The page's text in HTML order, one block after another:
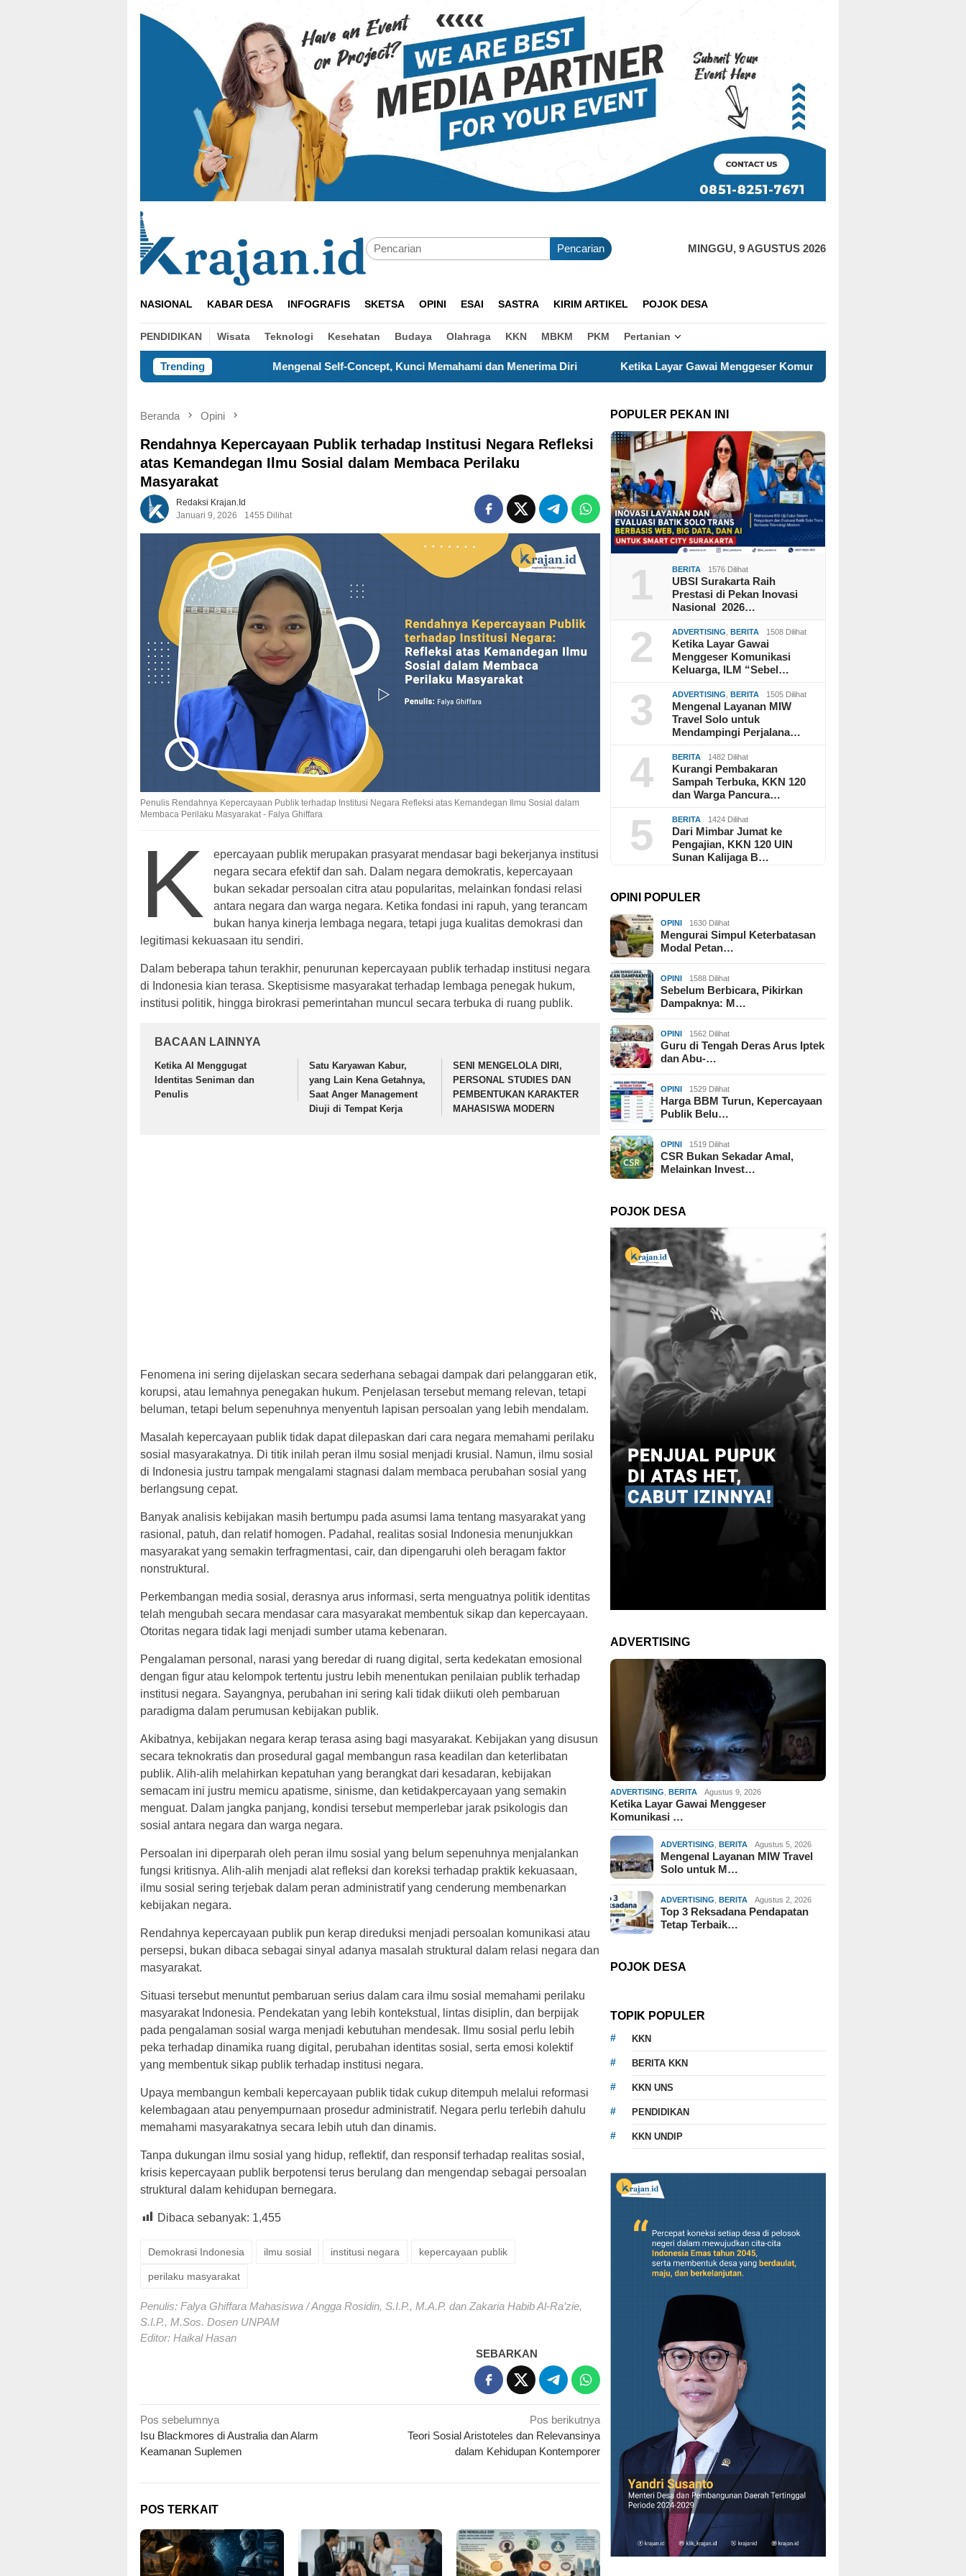
Pencarian MINGGU, 9 AGUSTUS 2026
NASIONAL KABAR DESA INFOGRAFIS SKETSA OPINI ESAI SASTRA KIRIM ARTIKEL POJOK DESA
PENDIDIKAN Wisata Teknologi Kesehatan Budaya Olahraga KKN MBKM PKM Pertanian
Trending
Mengenal Self-Concept, Kunci Memahami dan Menerima Diri Ketika Layar Gawai Menggeser Komunikasi Keluarga, ILM “Sebelum Terlambat”
Beranda Opini
Rendahnya Kepercayaan Publik terhadap Institusi Negara Refleksi
atas Kemandegan Ilmu Sosial dalam Membaca Perilaku
Masyarakat
Redaksi Krajan.id
Januari 9, 2026
1455 Dilihat
Penulis Rendahnya Kepercayaan Publik terhadap Institusi Negara Refleksi atas Kemandegan Ilmu Sosial dalam
Membaca Perilaku Masyarakat - Falya Ghiffara
K
epercayaan publik merupakan prasyarat mendasar bagi bekerjanya institusi
negara secara efektif dan sah. Dalam negara demokratis, kepercayaan
bukan sekadar persoalan citra atau popularitas, melainkan fondasi relasi
antara negara dan warga negara. Ketika fondasi ini rapuh, yang terancam
bukan hanya kinerja lembaga negara, tetapi juga kualitas demokrasi dan
legitimasi kekuasaan itu sendiri.
Dalam beberapa tahun terakhir, penurunan kepercayaan publik terhadap institusi negara
di Indonesia kian terasa. Skeptisisme masyarakat terhadap lembaga penegak hukum,
institusi politik, hingga birokrasi pemerintahan muncul secara terbuka di ruang publik.
BACAAN LAINNYA
Ketika AI Menggugat
Identitas Seniman dan
Penulis
Satu Karyawan Kabur,
yang Lain Kena Getahnya,
Saat Anger Management
Diuji di Tempat Kerja
SENI MENGELOLA DIRI,
PERSONAL STUDIES DAN
PEMBENTUKAN KARAKTER
MAHASISWA MODERN
Fenomena ini sering dijelaskan secara sederhana sebagai dampak dari pelanggaran etik,
korupsi, atau lemahnya penegakan hukum. Penjelasan tersebut memang relevan, tetapi
beluman, tetapi belum sepenuhnya menyentuh lapisan persoalan yang lebih mendalam.
Masalah kepercayaan publik tidak dapat dilepaskan dari cara negara memahami perilaku
sosial masyarakatnya. Di titik inilah peran ilmu sosial menjadi krusial. Namun, ilmu sosial
di Indonesia justru tampak mengalami stagnasi dalam membaca perubahan sosial yang
berlangsung cepat.
Banyak analisis kebijakan masih bertumpu pada asumsi lama tentang masyarakat yang
rasional, patuh, dan relatif homogen. Padahal, realitas sosial Indonesia menunjukkan
masyarakat yang semakin terfragmentasi, cair, dan dipengaruhi oleh beragam faktor
nonstruktural.
Perkembangan media sosial, derasnya arus informasi, serta menguatnya politik identitas
telah mengubah secara mendasar cara masyarakat membentuk sikap dan kepercayaan.
Otoritas negara tidak lagi menjadi sumber utama kebenaran.
Pengalaman personal, narasi yang beredar di ruang digital, serta kedekatan emosional
dengan figur atau kelompok tertentu justru lebih menentukan penilaian publik terhadap
institusi negara. Sayangnya, perubahan ini sering kali tidak diikuti oleh pembaruan
paradigma dalam perumusan kebijakan publik.
Akibatnya, kebijakan negara kerap terasa asing bagi masyarakat. Kebijakan yang disusun
secara teknokratis dan prosedural gagal membangun rasa keadilan dan keterlibatan
publik. Alih-alih melahirkan kepatuhan yang berangkat dari kesadaran, kebijakan
semacam ini justru memicu apatisme, sinisme, dan ketidakpercayaan yang semakin
menguat. Dalam jangka panjang, kondisi tersebut memperlebar jarak psikologis dan
sosial antara negara dan warga negara.
Persoalan ini diperparah oleh peran ilmu sosial yang belum sepenuhnya menjalankan
fungsi kritisnya. Alih-alih menjadi alat refleksi dan koreksi terhadap praktik kekuasaan,
ilmu sosial sering terjebak dalam peran administratif yang cenderung membenarkan
kebijakan negara.
Rendahnya kepercayaan publik pun kerap direduksi menjadi persoalan komunikasi atau
persepsi, bukan dibaca sebagai sinyal adanya masalah struktural dalam relasi negara dan
masyarakat.
Situasi tersebut menuntut pembaruan serius dalam cara ilmu sosial memahami perilaku
masyarakat Indonesia. Pendekatan yang lebih kontekstual, lintas disiplin, dan berpijak
pada pengalaman sosial warga menjadi kebutuhan mendesak. Ilmu sosial perlu lebih
peka terhadap dinamika ruang digital, perubahan identitas sosial, serta emosi kolektif
yang membentuk sikap publik terhadap institusi negara.
Upaya membangun kembali kepercayaan publik tidak cukup ditempuh melalui reformasi
kelembagaan atau penyempurnaan prosedur administratif. Negara perlu terlebih dahulu
memahami masyarakatnya secara lebih utuh dan dinamis.
Tanpa dukungan ilmu sosial yang hidup, reflektif, dan responsif terhadap realitas sosial,
krisis kepercayaan publik berpotensi terus berulang dan mengendap sebagai persoalan
struktural dalam kehidupan bernegara.
Dibaca sebanyak: 1,455
Demokrasi Indonesia ilmu sosial institusi negara kepercayaan publik
perilaku masyarakat
Penulis: Falya Ghiffara Mahasiswa / Angga Rosidin, S.I.P., M.A.P. dan Zakaria Habib Al-Ra’zie,
S.I.P., M.Sos. Dosen UNPAM
Editor: Haikal Hasan
SEBARKAN
Navigasi
pos
Pos sebelumnya
Isu Blackmores di Australia dan Alarm
Keamanan Suplemen
Pos berikutnya
Teori Sosial Aristoteles dan Relevansinya
dalam Kehidupan Kontemporer
POS TERKAIT
POPULER PEKAN INI
1 BERITA 1576 Dilihat
UBSI Surakarta Raih
Prestasi di Pekan Inovasi
Nasional 2026…
2 ADVERTISING ,BERITA 1508 Dilihat
Ketika Layar Gawai
Menggeser Komunikasi
Keluarga, ILM “Sebel…
3 ADVERTISING ,BERITA 1505 Dilihat
Mengenal Layanan MIW
Travel Solo untuk
Mendampingi Perjalana…
4 BERITA 1482 Dilihat
Kurangi Pembakaran
Sampah Terbuka, KKN 120
dan Warga Pancura…
5 BERITA 1424 Dilihat
Dari Mimbar Jumat ke
Pengajian, KKN 120 UIN
Sunan Kalijaga B…
OPINI POPULER
OPINI 1630 Dilihat
Mengurai Simpul Keterbatasan
Modal Petan…
OPINI 1588 Dilihat
Sebelum Berbicara, Pikirkan
Dampaknya: M…
OPINI 1562 Dilihat
Guru di Tengah Deras Arus Iptek
dan Abu-…
OPINI 1529 Dilihat
Harga BBM Turun, Kepercayaan
Publik Belu…
OPINI 1519 Dilihat
CSR Bukan Sekadar Amal,
Melainkan Invest…
POJOK DESA
ADVERTISING
ADVERTISING ,BERITA Agustus 9, 2026
Ketika Layar Gawai Menggeser
Komunikasi …
ADVERTISING ,BERITA Agustus 5, 2026
Mengenal Layanan MIW Travel
Solo untuk M…
ADVERTISING ,BERITA Agustus 2, 2026
Top 3 Reksadana Pendapatan
Tetap Terbaik…
POJOK DESA
TOPIK POPULER
KKN
BERITA KKN
KKN UNS
PENDIDIKAN
KKN UNDIP